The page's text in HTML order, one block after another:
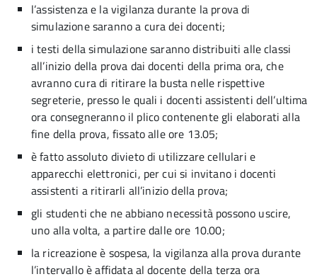
l’assistenza e la vigilanza durante la prova di
simulazione saranno a cura dei docenti;
i testi della simulazione saranno distribuiti alle classi
all’inizio della prova dai docenti della prima ora, che
avranno cura di ritirare la busta nelle rispettive
segreterie, presso le quali i docenti assistenti dell’ultima
ora consegneranno il plico contenente gli elaborati alla
fine della prova, fissato alle ore 13.05;
è fatto assoluto divieto di utilizzare cellulari e
apparecchi elettronici, per cui si invitano i docenti
assistenti a ritirarli all’inizio della prova;
gli studenti che ne abbiano necessità possono uscire,
uno alla volta, a partire dalle ore 10.00;
la ricreazione è sospesa, la vigilanza alla prova durante
l’intervallo è affidata al docente della terza ora